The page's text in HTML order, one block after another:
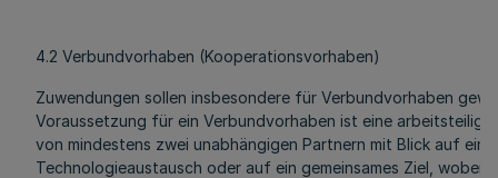
4.2 Verbundvorhaben (Kooperationsvorhaben)
Zuwendungen sollen insbesondere für Verbundvorhaben
Voraussetzung für ein Verbundvorhaben ist eine arbeitsteilige
von mindestens zwei unabhängigen Partnern mit Blick auf
Technologieaustausch oder auf ein gemeinsames Ziel, wobei